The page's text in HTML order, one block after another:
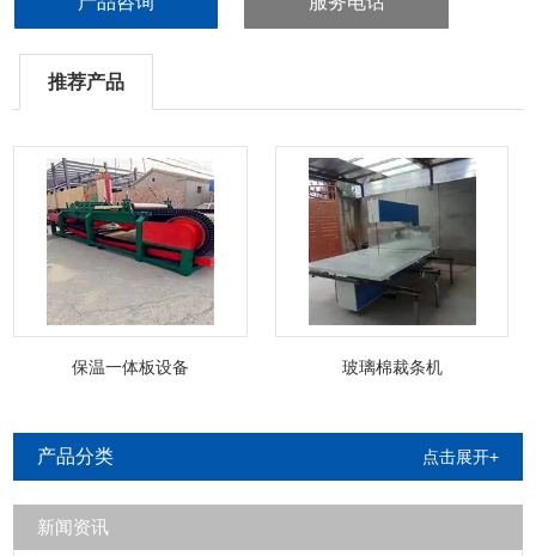
推荐产品
保温一体板设备 玻璃棉裁条机
产品分类 点击展开+
新闻资讯